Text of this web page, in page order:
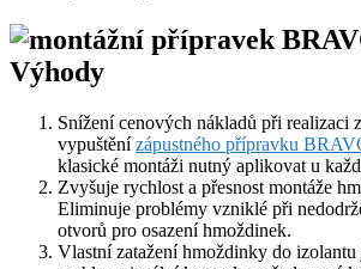
Výhody
Snížení cenových nákladů při realizaci
vypuštěnízápustného přípravku
klasické montáži nutný aplikovat u
Zvyšuje rychlost a přesnost montáže
Eliminuje problémy vzniklé při
otvorů pro osazení hmoždinek.
Vlastní zatažení hmoždinky do izolantu